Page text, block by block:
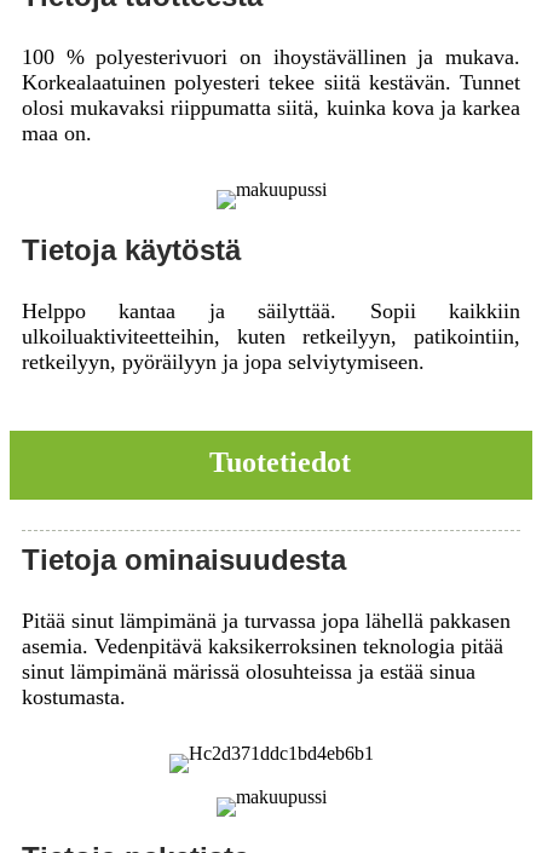
100 % polyesterivuori on ihoystävällinen ja mukava.
Korkealaatuinen polyesteri tekee siitä kestävän. Tunnet
olosi mukavaksi riippumatta siitä, kuinka kova ja karkea
maa on.
Tietoja käytöstä
Helppo kantaa ja säilyttää. Sopii kaikkiin
ulkoiluaktiviteetteihin, kuten retkeilyyn, patikointiin,
retkeilyyn, pyöräilyyn ja jopa selviytymiseen.
Tuotetiedot
Tietoja ominaisuudesta
Pitää sinut lämpimänä ja turvassa jopa lähellä pakkasen
asemia. Vedenpitävä kaksikerroksinen teknologia pitää
sinut lämpimänä märissä olosuhteissa ja estää sinua
kostumasta.